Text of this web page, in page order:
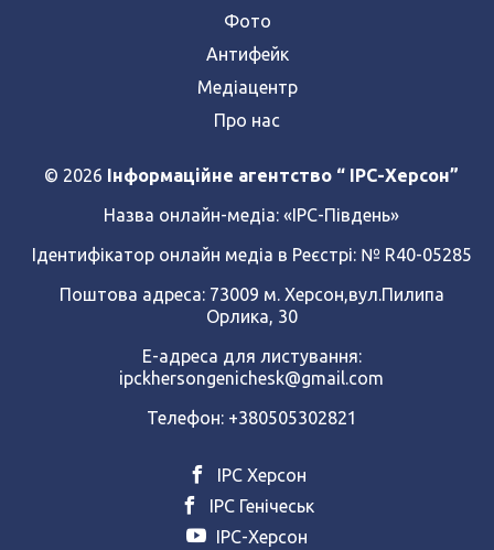
Фото
Антифейк
Медіацентр
Про нас
© 2026 Інформаційне агентство “ IPC-Херсон”
Назва онлайн-медіа: «ІРС-Південь»
Ідентифікатор онлайн медіа в Реєстрі: № R40-05285
Поштова адреса: 73009 м. Херсон,вул.Пилипа
Орлика, 30
Е-адреса для листування:
ipckhersongenichesk@gmail.com
Телефон: +380505302821
ІРС Херсон
ІРС Генічеськ
ІРС-Херсон